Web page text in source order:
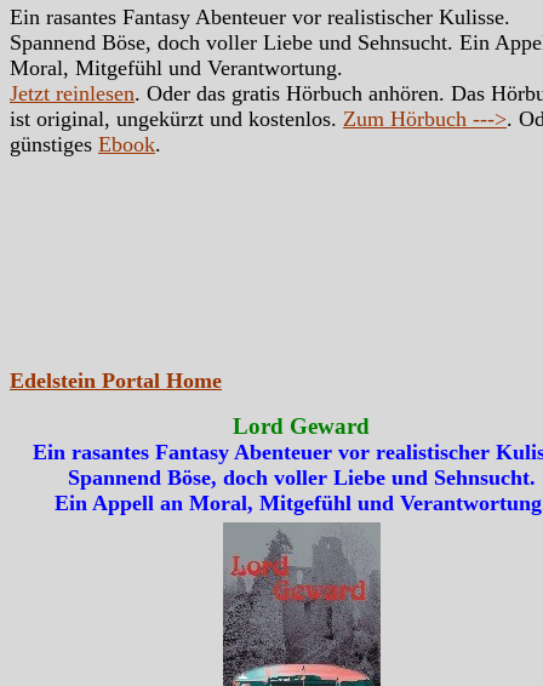
Ein rasantes Fantasy Abenteuer vor realistischer Kulisse.
Spannend Böse, doch voller Liebe und Sehnsucht. Ein
Moral, Mitgefühl und Verantwortung.
Jetzt reinlesen. Oder das gratis Hörbuch anhören. Das
ist original, ungekürzt und kostenlos. Zum Hörbuch --->.
günstiges Ebook.
Edelstein Portal Home
Lord Geward
Ein rasantes Fantasy Abenteuer vor realistischer
Spannend Böse, doch voller Liebe und Sehnsucht.
Ein Appell an Moral, Mitgefühl und